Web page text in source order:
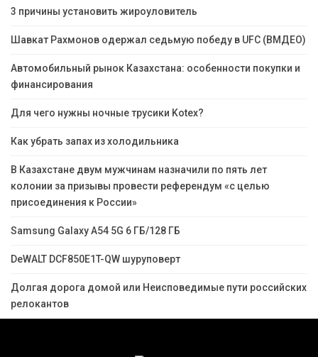
3 причины установить жироуловитель
Шавкат Рахмонов одержал седьмую победу в UFC (ВМДЕО)
Автомобильный рынок Казахстана: особенности покупки и
финансирования
Для чего нужны ночные трусики Kotex?
Как убрать запах из холодильника
В Казахстане двум мужчинам назначили по пять лет
колонии за призывы провести референдум «с целью
присоединения к России»
Samsung Galaxy A54 5G 6 ГБ/128 ГБ
DeWALT DCF850E1T-QW шуруповерт
Долгая дорога домой или Неисповедимые пути российских
релокантов